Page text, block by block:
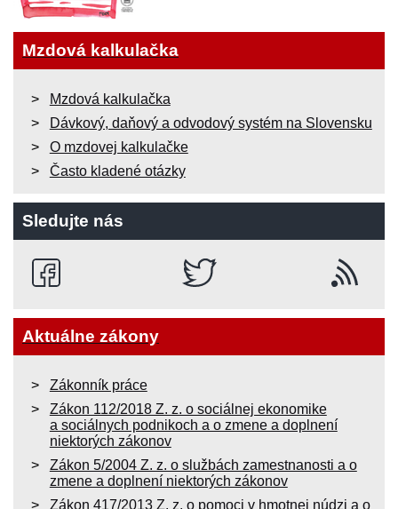
Mzdová kalkulačka
Mzdová kalkulačka
Dávkový, daňový a odvodový systém na Slovensku
O mzdovej kalkulačke
Často kladené otázky
Sledujte nás
Aktuálne zákony
Zákonník práce
Zákon 112/2018 Z. z. o sociálnej ekonomike
a sociálnych podnikoch a o zmene a doplnení
niektorých zákonov
Zákon 5/2004 Z. z. o službách zamestnanosti a o
zmene a doplnení niektorých zákonov
Zákon 417/2013 Z. z. o pomoci v hmotnej núdzi a o